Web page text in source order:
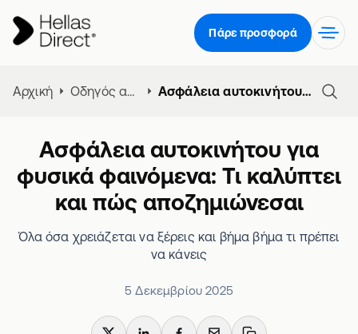
Πάρε προσφορά
Αρχική Οδηγός ασφάλειας αυτοκινήτου Ασφάλεια αυτοκινήτου για φυσικά φαινόμενα: Τι καλύπτει και πώς αποζημιώνεσαι
Ασφάλεια αυτοκινήτου για
φυσικά φαινόμενα: Τι καλύπτει
και πώς αποζημιώνεσαι
Όλα όσα χρειάζεται να ξέρεις και βήμα βήμα τι πρέπει
να κάνεις
5 Δεκεμβρίου 2025